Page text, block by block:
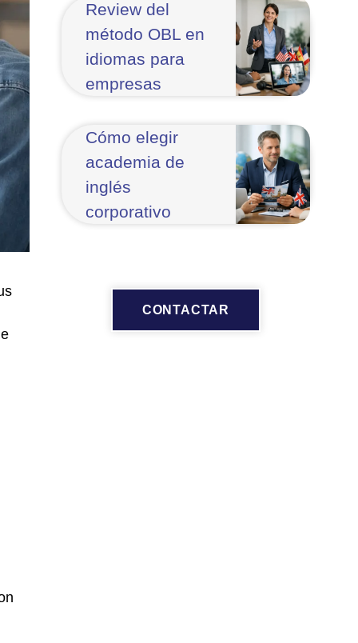
Review del
método OBL en
idiomas para
empresas
Cómo elegir
academia de
inglés
corporativo
CONTACTAR